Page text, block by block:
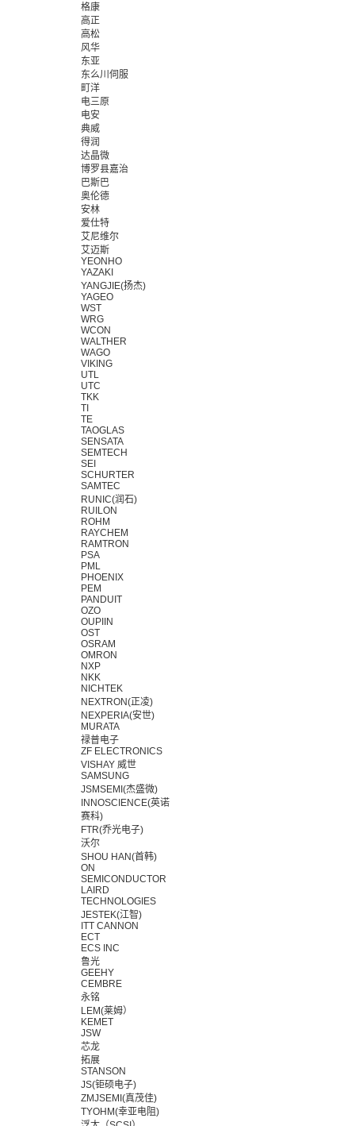
格康
高正
高松
风华
东亚
东么川伺服
町洋
电三原
电安
典威
得润
达晶微
博罗县嘉治
巴斯巴
奥伦德
安林
爱仕特
艾尼维尔
艾迈斯
YEONHO
YAZAKI
YANGJIE(扬杰)
YAGEO
WST
WRG
WCON
WALTHER
WAGO
VIKING
UTL
UTC
TKK
TI
TE
TAOGLAS
SENSATA
SEMTECH
SEI
SCHURTER
SAMTEC
RUNIC(润石)
RUILON
ROHM
RAYCHEM
RAMTRON
PSA
PML
PHOENIX
PEM
PANDUIT
OZO
OUPIIN
OST
OSRAM
OMRON
NXP
NKK
NICHTEK
NEXTRON(正凌)
NEXPERIA(安世)
MURATA
禄普电子
ZF ELECTRONICS
VISHAY 威世
SAMSUNG
JSMSEMI(杰盛微)
INNOSCIENCE(英诺
赛科)
FTR(乔光电子)
沃尔
SHOU HAN(首韩)
ON
SEMICONDUCTOR
LAIRD
TECHNOLOGIES
JESTEK(江智)
ITT CANNON
ECT
ECS INC
鲁光
GEEHY
CEMBRE
永铭
LEM(莱姆）
KEMET
JSW
芯龙
拓展
STANSON
JS(钜硕电子)
ZMJSEMI(真茂佳)
TYOHM(幸亚电阻)